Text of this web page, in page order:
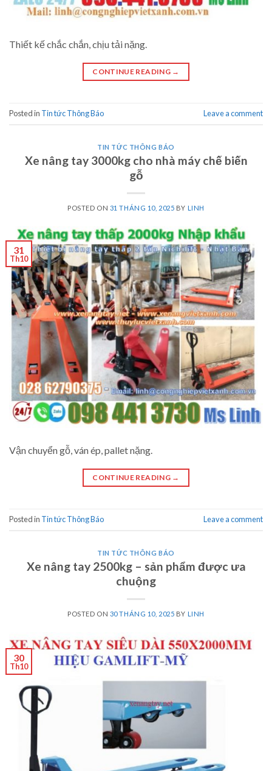
Thiết kế chắc chắn, chịu tải nặng.
CONTINUE READING →
Posted in Tin tức Thông Báo Leave a comment
TIN TỨC THÔNG BÁO
Xe nâng tay 3000kg cho nhà máy chế biến
gỗ
POSTED ON 31 THÁNG 10, 2025 BY LINH
31
Th10
Vận chuyển gỗ, ván ép, pallet nặng.
CONTINUE READING →
Posted in Tin tức Thông Báo Leave a comment
TIN TỨC THÔNG BÁO
Xe nâng tay 2500kg – sản phẩm được ưa
chuộng
POSTED ON 30 THÁNG 10, 2025 BY LINH
30
Th10